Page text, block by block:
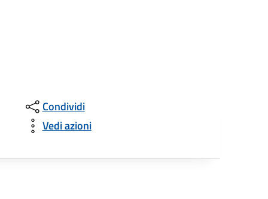
Condividi
Vedi azioni